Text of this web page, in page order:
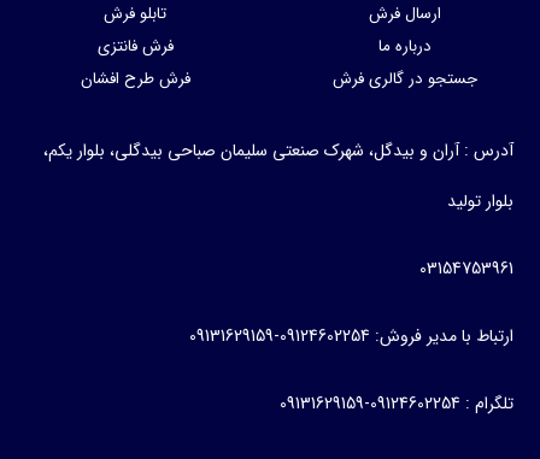
ارسال فرش
درباره ما
جستجو در گالری فرش
تابلو فرش
فرش فانتزی
فرش طرح افشان
آدرس : آران و بیدگل، شهرک صنعتی سلیمان صباحی بیدگلی، بلوار یکم،
بلوار تولید
03154753961
ارتباط با مدیر فروش: 09124602254-09131629159
تلگرام : 09124602254-09131629159